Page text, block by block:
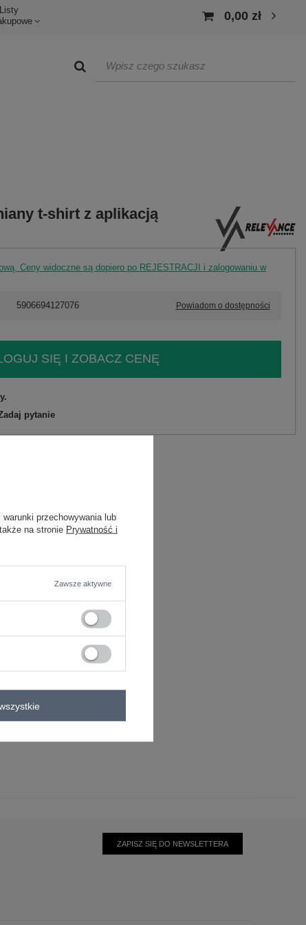
Listy
0,00 zł
t-shirt z aplikacją
Ceny widoczne są dopiero po REJESTRACJI i zalogowaniu w
5906694127076 Powiadom o dostępności
SIĘ I ZOBACZ CENĘ
pytanie
ZAPISZ SIĘ DO NEWSLETTERA
warunki przechowywania lub
na stronie Prywatność i
Zawsze aktywne